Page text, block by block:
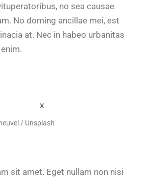
no sea causae
No doming ancillae mei, est
at. Nec in habeo urbanitas
/ Unsplash
sit amet. Eget nullam non nisi